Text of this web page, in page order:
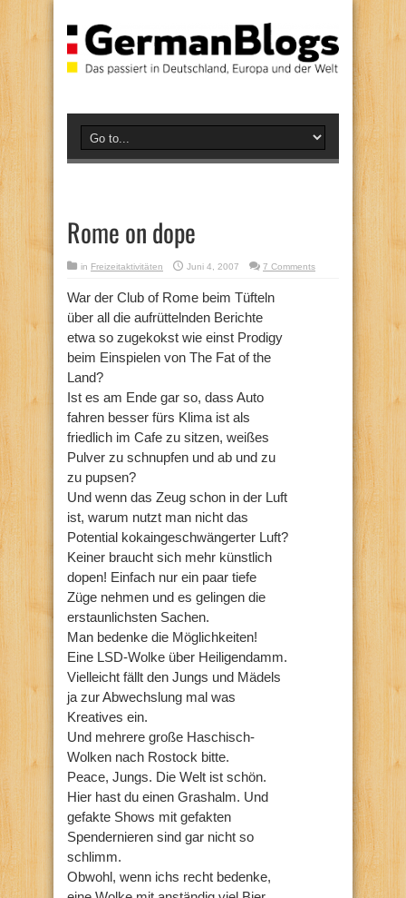
Rome on dope
in Freizeitaktivitäten Juni 4, 2007 7 Comments
War der Club of Rome beim Tüfteln
über all die aufrüttelnden Berichte
etwa so zugekokst wie einst Prodigy
beim Einspielen von The Fat of the
Land?
Ist es am Ende gar so, dass Auto
fahren besser fürs Klima ist als
friedlich im Cafe zu sitzen, weißes
Pulver zu schnupfen und ab und zu
zu pupsen?
Und wenn das Zeug schon in der Luft
ist, warum nutzt man nicht das
Potential kokaingeschwängerter Luft?
Keiner braucht sich mehr künstlich
dopen! Einfach nur ein paar tiefe
Züge nehmen und es gelingen die
erstaunlichsten Sachen.
Man bedenke die Möglichkeiten!
Eine LSD-Wolke über Heiligendamm.
Vielleicht fällt den Jungs und Mädels
ja zur Abwechslung mal was
Kreatives ein.
Und mehrere große Haschisch-
Wolken nach Rostock bitte.
Peace, Jungs. Die Welt ist schön.
Hier hast du einen Grashalm. Und
gefakte Shows mit gefakten
Spendernieren sind gar nicht so
schlimm.
Obwohl, wenn ichs recht bedenke,